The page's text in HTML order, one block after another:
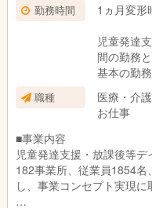
勤務時間
1ヵ月変形
児童発達
間の勤務
基本の勤
（例）平
放課後等
基本の勤
（例）平
※働き方や
職種
医療・介
お仕事
■事業内容
児童発達支援・放課後等デ
182事業所、従業員1854
し、事業コンセプト実現に